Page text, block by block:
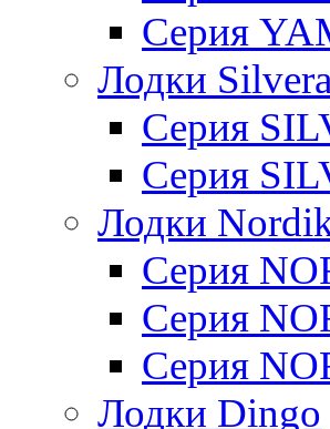
Серия
Лодки
Серия
Серия
Лодки
Серия
Серия
Серия
Лодки Dingo